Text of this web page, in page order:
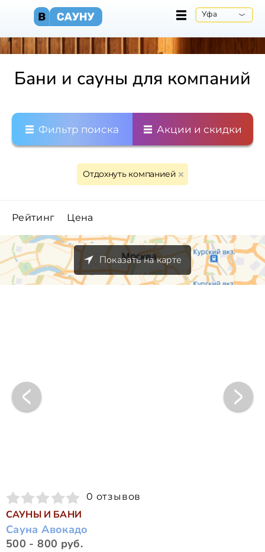
Уфа
Бани и сауны для компаний
Фильтр поиска Акции и скидки
Отдохнуть компанией
Рейтинг Цена
Показать на карте
0 отзывов
САУНЫ И БАНИ
Сауна Авокадо
500 - 800 руб.